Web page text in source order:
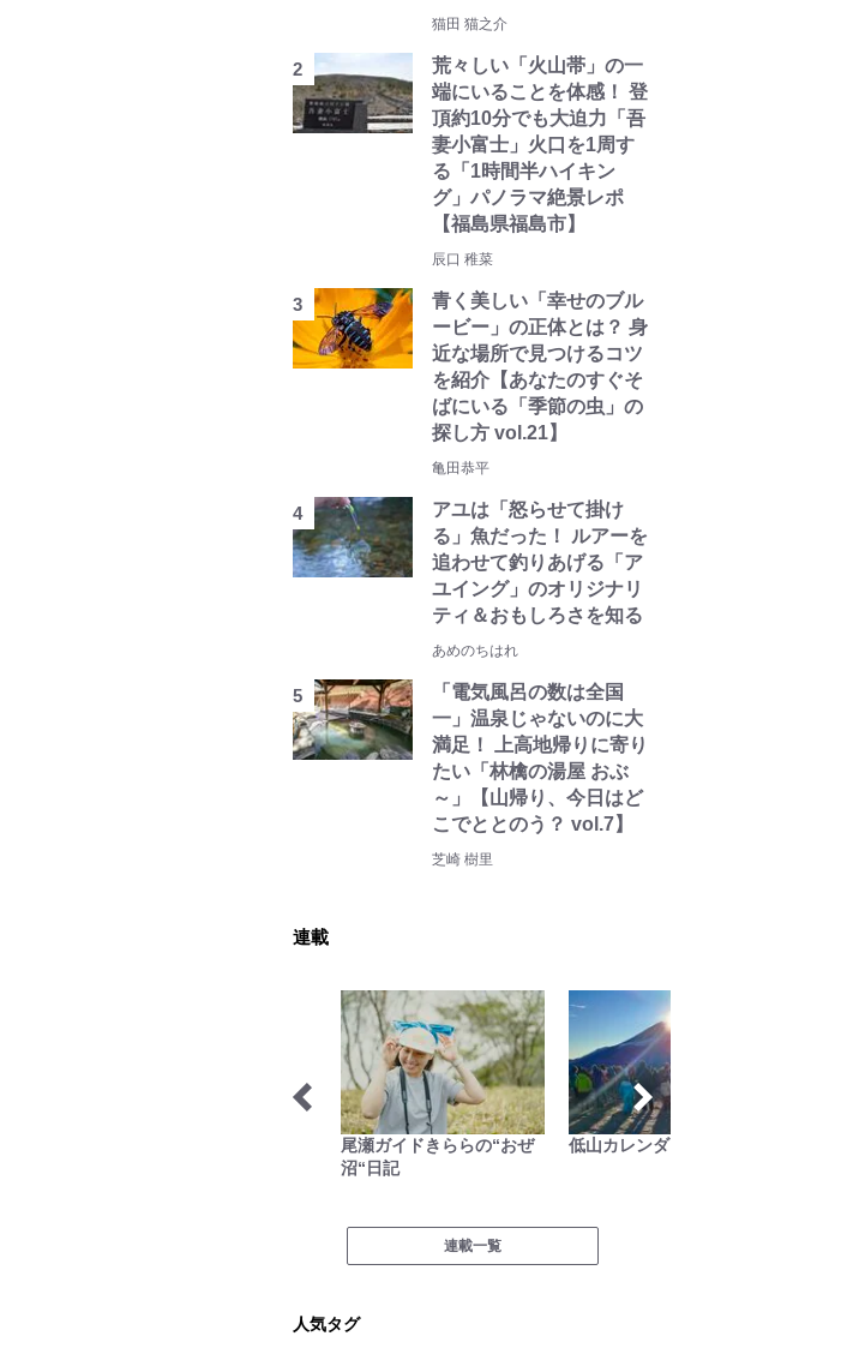
猫田 猫之介
荒々しい「火山帯」の一
端にいることを体感！ 登
頂約10分でも大迫力「吾
妻小富士」火口を1周す
る「1時間半ハイキン
グ」パノラマ絶景レポ
【福島県福島市】
辰口 稚菜
青く美しい「幸せのブル
ービー」の正体とは？ 身
近な場所で見つけるコツ
を紹介【あなたのすぐそ
ばにいる「季節の虫」の
探し方 vol.21】
亀田恭平
アユは「怒らせて掛け
る」魚だった！ ルアーを
追わせて釣りあげる「ア
ユイング」のオリジナリ
ティ＆おもしろさを知る
あめのちはれ
「電気風呂の数は全国
一」温泉じゃないのに大
満足！ 上高地帰りに寄り
たい「林檎の湯屋 おぶ
～」【山帰り、今日はど
こでととのう？ vol.7】
芝崎 樹里
連載
尾瀬ガイドきららの“おぜ
沼“日記
低山カレンダー
連載一覧
人気タグ